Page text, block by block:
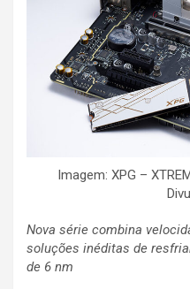
Imagem: XPG –
Nova série combina
soluções inéditas de
de 6 nm